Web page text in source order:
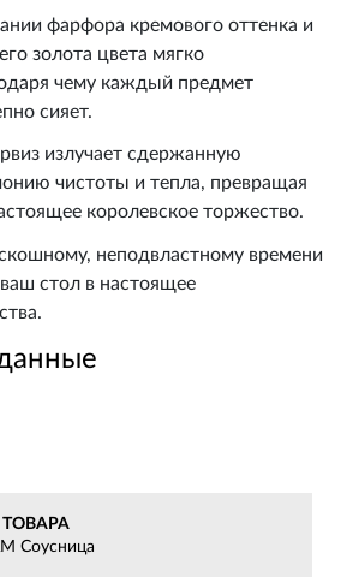
фарфора кремового оттенка и
золота цвета мягко
чему каждый предмет
сияет.
излучает сдержанную
чистоты и тепла, превращая
королевское торжество.
неподвластному времени
стол в настоящее
Соусница